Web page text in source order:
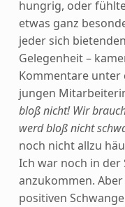
hungrig, oder
etwas ganz
jeder sich
Gelegenheit –
Kommentare unter
jungen
bloß nicht! Wir
werd bloß nicht
noch nicht allzu
Ich war noch in der
anzukommen.
positiven